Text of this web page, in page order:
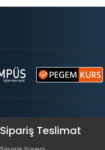
Sipariş Teslimat